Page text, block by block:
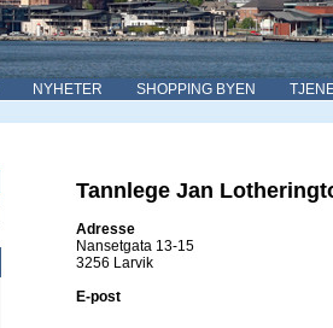
NYHETER SHOPPING BYEN
Tannlege Jan
Adresse
Nansetgata 13-15
3256 Larvik
E-post